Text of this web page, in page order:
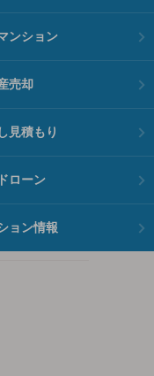
ンション
売却
見積もり
ローン
ョン情報